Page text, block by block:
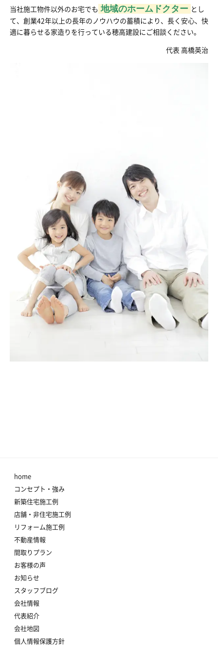
当社施工物件以外のお宅でも 地域のホームドクター とし
て、創業42年以上の長年のノウハウの蓄積により、長く安心、快
適に暮らせる家造りを行っている穂高建設にご相談ください。
代表 高橋英治
home
コンセプト・強み
新築住宅施工例
店舗・非住宅施工例
リフォーム施工例
不動産情報
間取りプラン
お客様の声
お知らせ
スタッフブログ
会社情報
代表紹介
会社地図
個人情報保護方針